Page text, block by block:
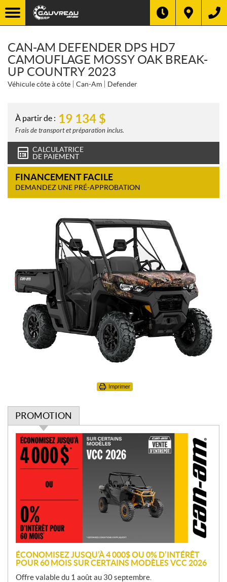
CAN-AM DEFENDER DPS HD7
CAMOUFLAGE MOSSY OAK BREAK-
UP COUNTRY 2023
Véhicule côte à côte Can-Am Defender
À partir de : 19 134 $
Frais de transport et préparation inclus.
CALCULATRICE
DE PAIEMENT
FINANCEMENT FACILE
DEMANDEZ UNE PRÉ-APPROBATION
Imprimer
PROMOTION
P
o
m
o
n
ÉCONOMISEZ JUSQU’À 4 000$ OU 0% D’INTÉRÊT
POUR 60 MOIS SUR CERTAINS MODÈLES VCC 2026
Offre valable du 1 août au 30 septembre.